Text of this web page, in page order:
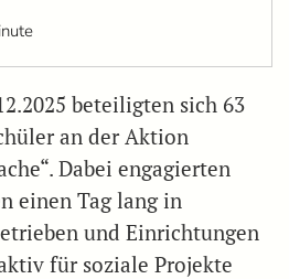
beteiligten sich 63
an der Aktion
Dabei engagierten
einen Tag lang in
und Einrichtungen
für soziale Projekte